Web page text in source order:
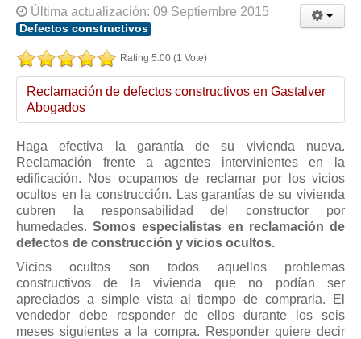
Requerimientos y comunicaciones
Formularios sobre Propiedad Horizontal
Modelos de Convocatoria de Junta de Propietarios
Modelos de Acta de Junta de Propietarios
Requerimientos y comunicaciones
Legislación
Legislación sobre Arrendamientos Urbanos
Legislación sobre la Comunidad de Propietarios
Legislación sobre Adquisición de Vivienda en Propiedad
Diccionario
Usuario
Última actualización: 09 Septiembre 2015
Defectos constructivos
Rating 5.00 (1 Vote)
Reclamación de defectos constructivos en Gastalver
Abogados
Haga efectiva la garantía de su vivienda nueva.
Reclamación frente a agentes intervinientes en la
edificación. Nos ocupamos de reclamar por los vicios
ocultos en la construcción. Las garantías de su vivienda
cubren la responsabilidad del constructor por
humedades.Somos especialistas en reclamación de
defectos de construcción y vicios ocultos.
Vicios ocultos son todos aquellos problemas
constructivos de la vivienda que no podían ser
apreciados a simple vista al tiempo de comprarla. El
vendedor debe responder de ellos durante los seis
meses siguientes a la compra. Responder quiere decir